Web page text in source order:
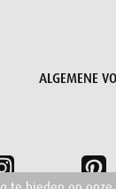
ALGEMENE